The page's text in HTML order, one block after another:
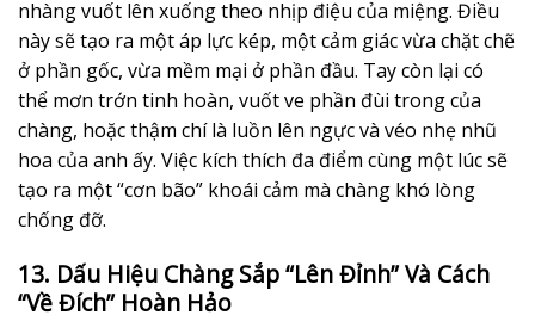
nhàng vuốt lên xuống theo nhịp điệu của miệng. Điều
này sẽ tạo ra một áp lực kép, một cảm giác vừa chặt chẽ
ở phần gốc, vừa mềm mại ở phần đầu. Tay còn lại có
thể mơn trớn tinh hoàn, vuốt ve phần đùi trong của
chàng, hoặc thậm chí là luồn lên ngực và véo nhẹ nhũ
hoa của anh ấy. Việc kích thích đa điểm cùng một lúc sẽ
tạo ra một “cơn bão” khoái cảm mà chàng khó lòng
chống đỡ.
13. Dấu Hiệu Chàng Sắp “Lên Đỉnh” Và Cách
“Về Đích” Hoàn Hảo